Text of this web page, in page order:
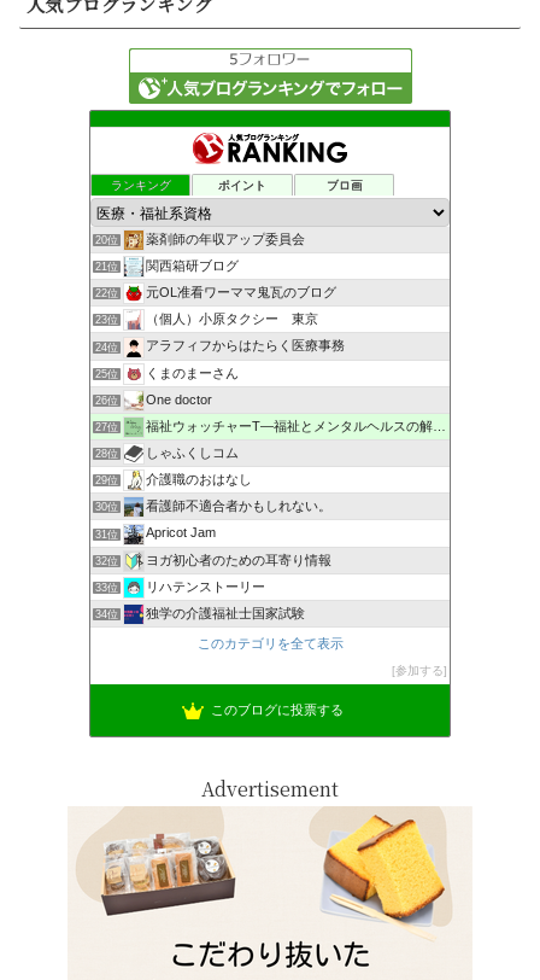
ランキング ポイント ブロ画
20位 薬剤師の年収アップ委員会
21位 関西箱研ブログ
22位 元OL准看ワーママ鬼瓦のブログ
23位 （個人）小原タクシー 東京
24位 アラフィフからはたらく医療事務
25位 くまのまーさん
26位 One doctor
27位 福祉ウォッチャーT―福祉とメンタルヘルスの解説・研究ブログ
28位 しゃふくしコム
29位 介護職のおはなし
30位 看護師不適合者かもしれない。
31位 Apricot Jam
32位 ヨガ初心者のための耳寄り情報
33位 リハテンストーリー
34位 独学の介護福祉士国家試験
このカテゴリを全て表示
参加する
このブログに投票する
Advertisement